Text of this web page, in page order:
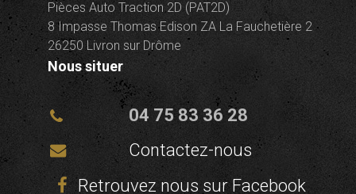
Pièces Auto Traction 2D (PAT2D)
8 Impasse Thomas Edison ZA La Fauchetière 2
26250 Livron sur Drôme
Nous situer
04 75 83 36 28
Contactez-nous
Retrouvez nous sur Facebook